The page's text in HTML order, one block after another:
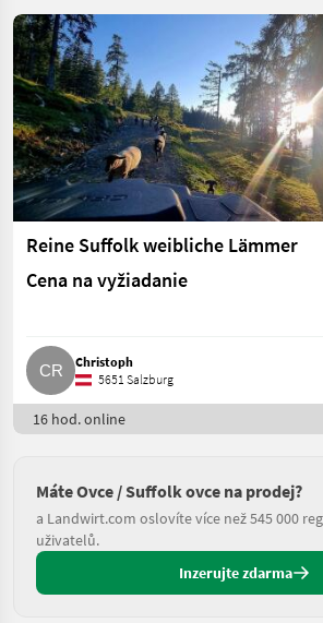
Reine Suffolk weibliche Lämmer
Cena na vyžiadanie
Christoph
5651 Salzburg
16 hod. online
Máte Ovce / Suffolk ovce na prodej?
a Landwirt.com oslovíte více než 545 000
uživatelů.
Inzerujte zdarma